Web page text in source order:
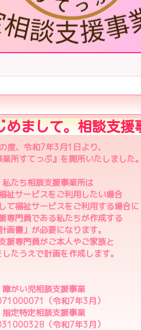
まして。相談支援
度、令和7年3月1日より、
業所すてっぷ』を開所いたしました。
私たち相談支援事業所は
祉サービスをご利用したい場合
て福祉サービスをご利用する場合に
専門員である私たちが作成する
計画書」が必要になります。
援専門員がご本人やご家族と
たうえで計画を作成します。
障がい児相談支援事業
（令和7年3月）
指定特定相談支援事業
（令和7年3月）